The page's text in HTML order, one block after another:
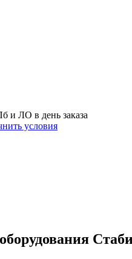
и ЛО в день заказа
условия